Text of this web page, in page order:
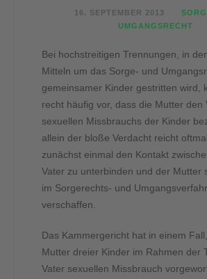
16. SEPTEMBER 2013
UMGANGSRECHT
Bei hochstreitigen Trennungen, in
Mitteln um das Sorge- und
gemeinsamer Kinder gestritten wird,
recht häufig vor, dass die Mutter den
sexuellen Missbrauchs der Kinder
allein der bloße Verdacht reicht
zunächst einmal den Kontakt
Vater zu unterbinden und der Mutter
im Sorgerechts- und
verschaffen.
Das Kammergericht hat in einem
Mutter dreier Kinder im Rahmen der
Vater sexuellen Missbrauch